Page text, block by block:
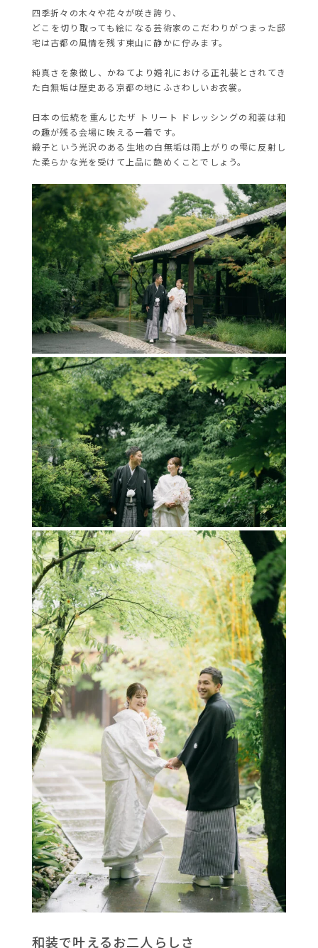
四季折々の木々や花々が咲き誇り、
どこを切り取っても絵になる芸術家のこだわりがつまった邸
宅は古都の風情を残す東山に静かに佇みます。
純真さを象徴し、かねてより婚礼における正礼装とされてき
た白無垢は歴史ある京都の地にふさわしいお衣裳。
日本の伝統を重んじたザ トリート ドレッシングの和装は和
の趣が残る会場に映える一着です。
緞子という光沢のある生地の白無垢は雨上がりの雫に反射し
た柔らかな光を受けて上品に艶めくことでしょう。
和装で叶えるお二人らしさ